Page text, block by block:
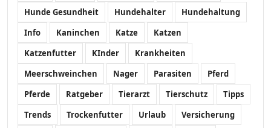
Hunde Gesundheit
Hundehalter
Hundehaltung
Info
Kaninchen Katze
Katzen
Katzenfutter
KInder
Krankheiten
Meerschweinchen
Nager Parasiten
Pferd
Pferde
Ratgeber Tierarzt Tierschutz
Tipps
Trends
Trockenfutter Urlaub Versicherung